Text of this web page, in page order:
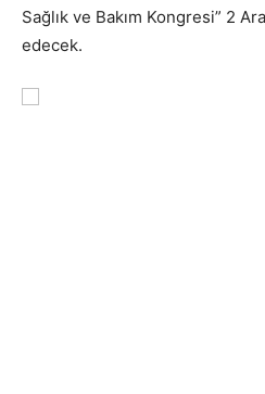
Sağlık ve Bakım Kongresi” 2
edecek.